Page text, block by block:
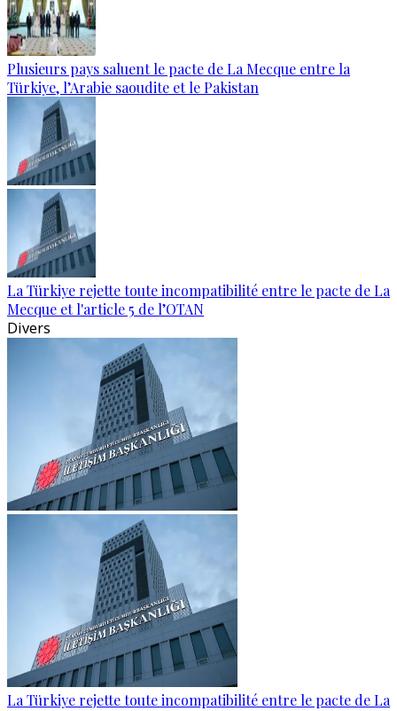
Plusieurs pays saluent le pacte de La Mecque entre la
Türkiye, l’Arabie saoudite et le Pakistan
La Türkiye rejette toute incompatibilité entre le pacte de La
Mecque et l'article 5 de l’OTAN
Divers
La Türkiye rejette toute incompatibilité entre le pacte de La